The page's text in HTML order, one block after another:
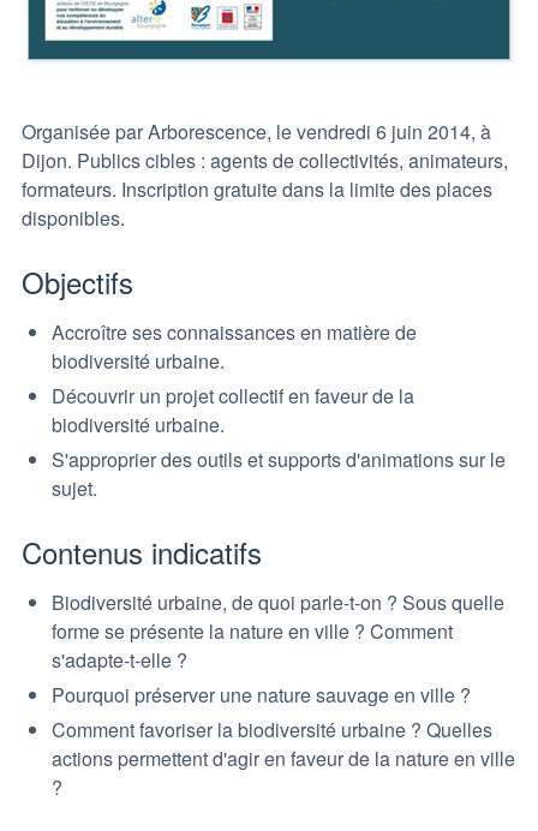
Organisée par Arborescence, le vendredi 6 juin 2014, à
Dijon. Publics cibles : agents de collectivités, animateurs,
formateurs. Inscription gratuite dans la limite des places
disponibles.
Objectifs
Accroître ses connaissances en matière de
biodiversité urbaine.
Découvrir un projet collectif en faveur de la
biodiversité urbaine.
S'approprier des outils et supports d'animations sur le
sujet.
Contenus indicatifs
Biodiversité urbaine, de quoi parle-t-on ? Sous quelle
forme se présente la nature en ville ? Comment
s'adapte-t-elle ?
Pourquoi préserver une nature sauvage en ville ?
Comment favoriser la biodiversité urbaine ? Quelles
actions permettent d'agir en faveur de la nature en ville
?